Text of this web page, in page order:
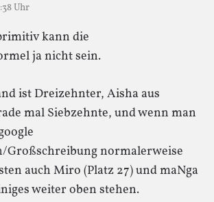
Uhr
kann die
ja nicht sein.
ist Dreizehnter, Aisha aus
mal Siebzehnte, und wenn man
Großschreibung normalerweise
auch Miro (Platz 27) und maNga
weiter oben stehen.